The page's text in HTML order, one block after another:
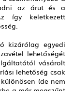
az árut és a
így keletkezett
kizárólag egyedi
lehetőségét
vásárolt
lehetőség csak
(de nem